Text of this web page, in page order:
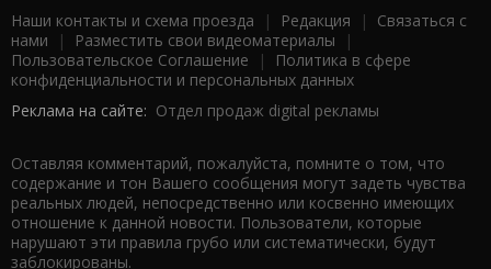
Наши контакты и схема проезда | Редакция | Связаться с
нами | Разместить свои видеоматериалы |
Пользовательское Соглашение |
Политика в сфере
конфиденциальности и персональных данных
Реклама на сайте: Отдел продаж digital рекламы
Оставляя комментарий, пожалуйста, помните о том, что
содержание и тон Вашего сообщения могут задеть чувства
реальных людей, непосредственно или косвенно имеющих
отношение к данной новости. Пользователи, которые
нарушают эти правила грубо или систематически, будут
заблокированы.